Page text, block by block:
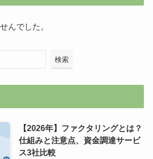
んでした。
検索
【2026年】ファクタリングとは？
仕組みと注意点、資金調達サービ
ス3社比較